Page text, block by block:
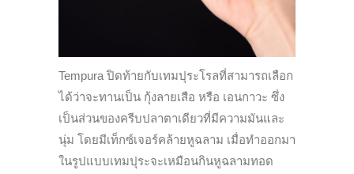
Tempura ปิดท้ายกับเทมปุระโรลที่สามารถเลือก
ได้ว่าจะทานเป็น กุ้งลายเสือ หรือ เอนกาวะ ซึ่ง
เป็นส่วนของครีบปลาตาเดียวที่มีความมันและ
นุ่ม โดยมีเท็กซ์เจอร์คล้ายหูฉลาม เมื่อทำออกมา
ในรูปแบบเทมปุระจะเหมือนกินหูฉลามทอด